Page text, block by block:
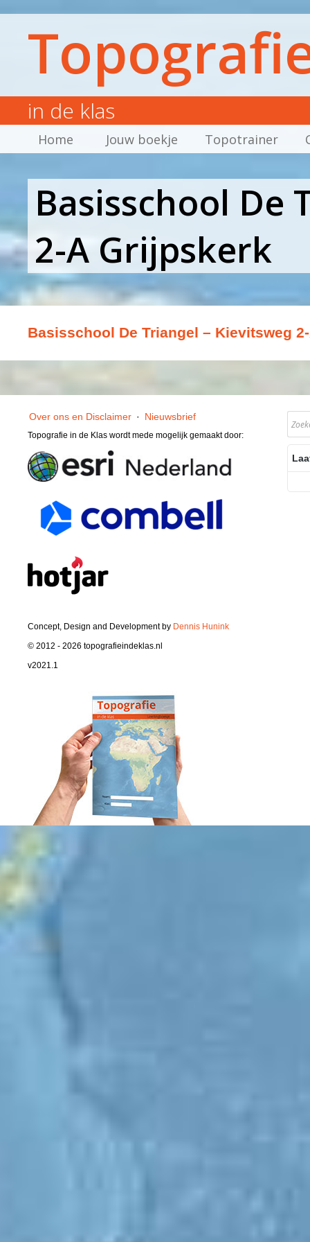
in de klas
Home Jouw boekje Topotrainer
Basisschool De
2-A Grijpskerk
Basisschool De Triangel – Kievitsweg
Over ons en Disclaimer · Nieuwsbrief
Topografie in de Klas wordt mede mogelijk gemaakt door:
Concept, Design and Development by Dennis Hunink
© 2012 - 2026 topografieindeklas.nl
v2021.1